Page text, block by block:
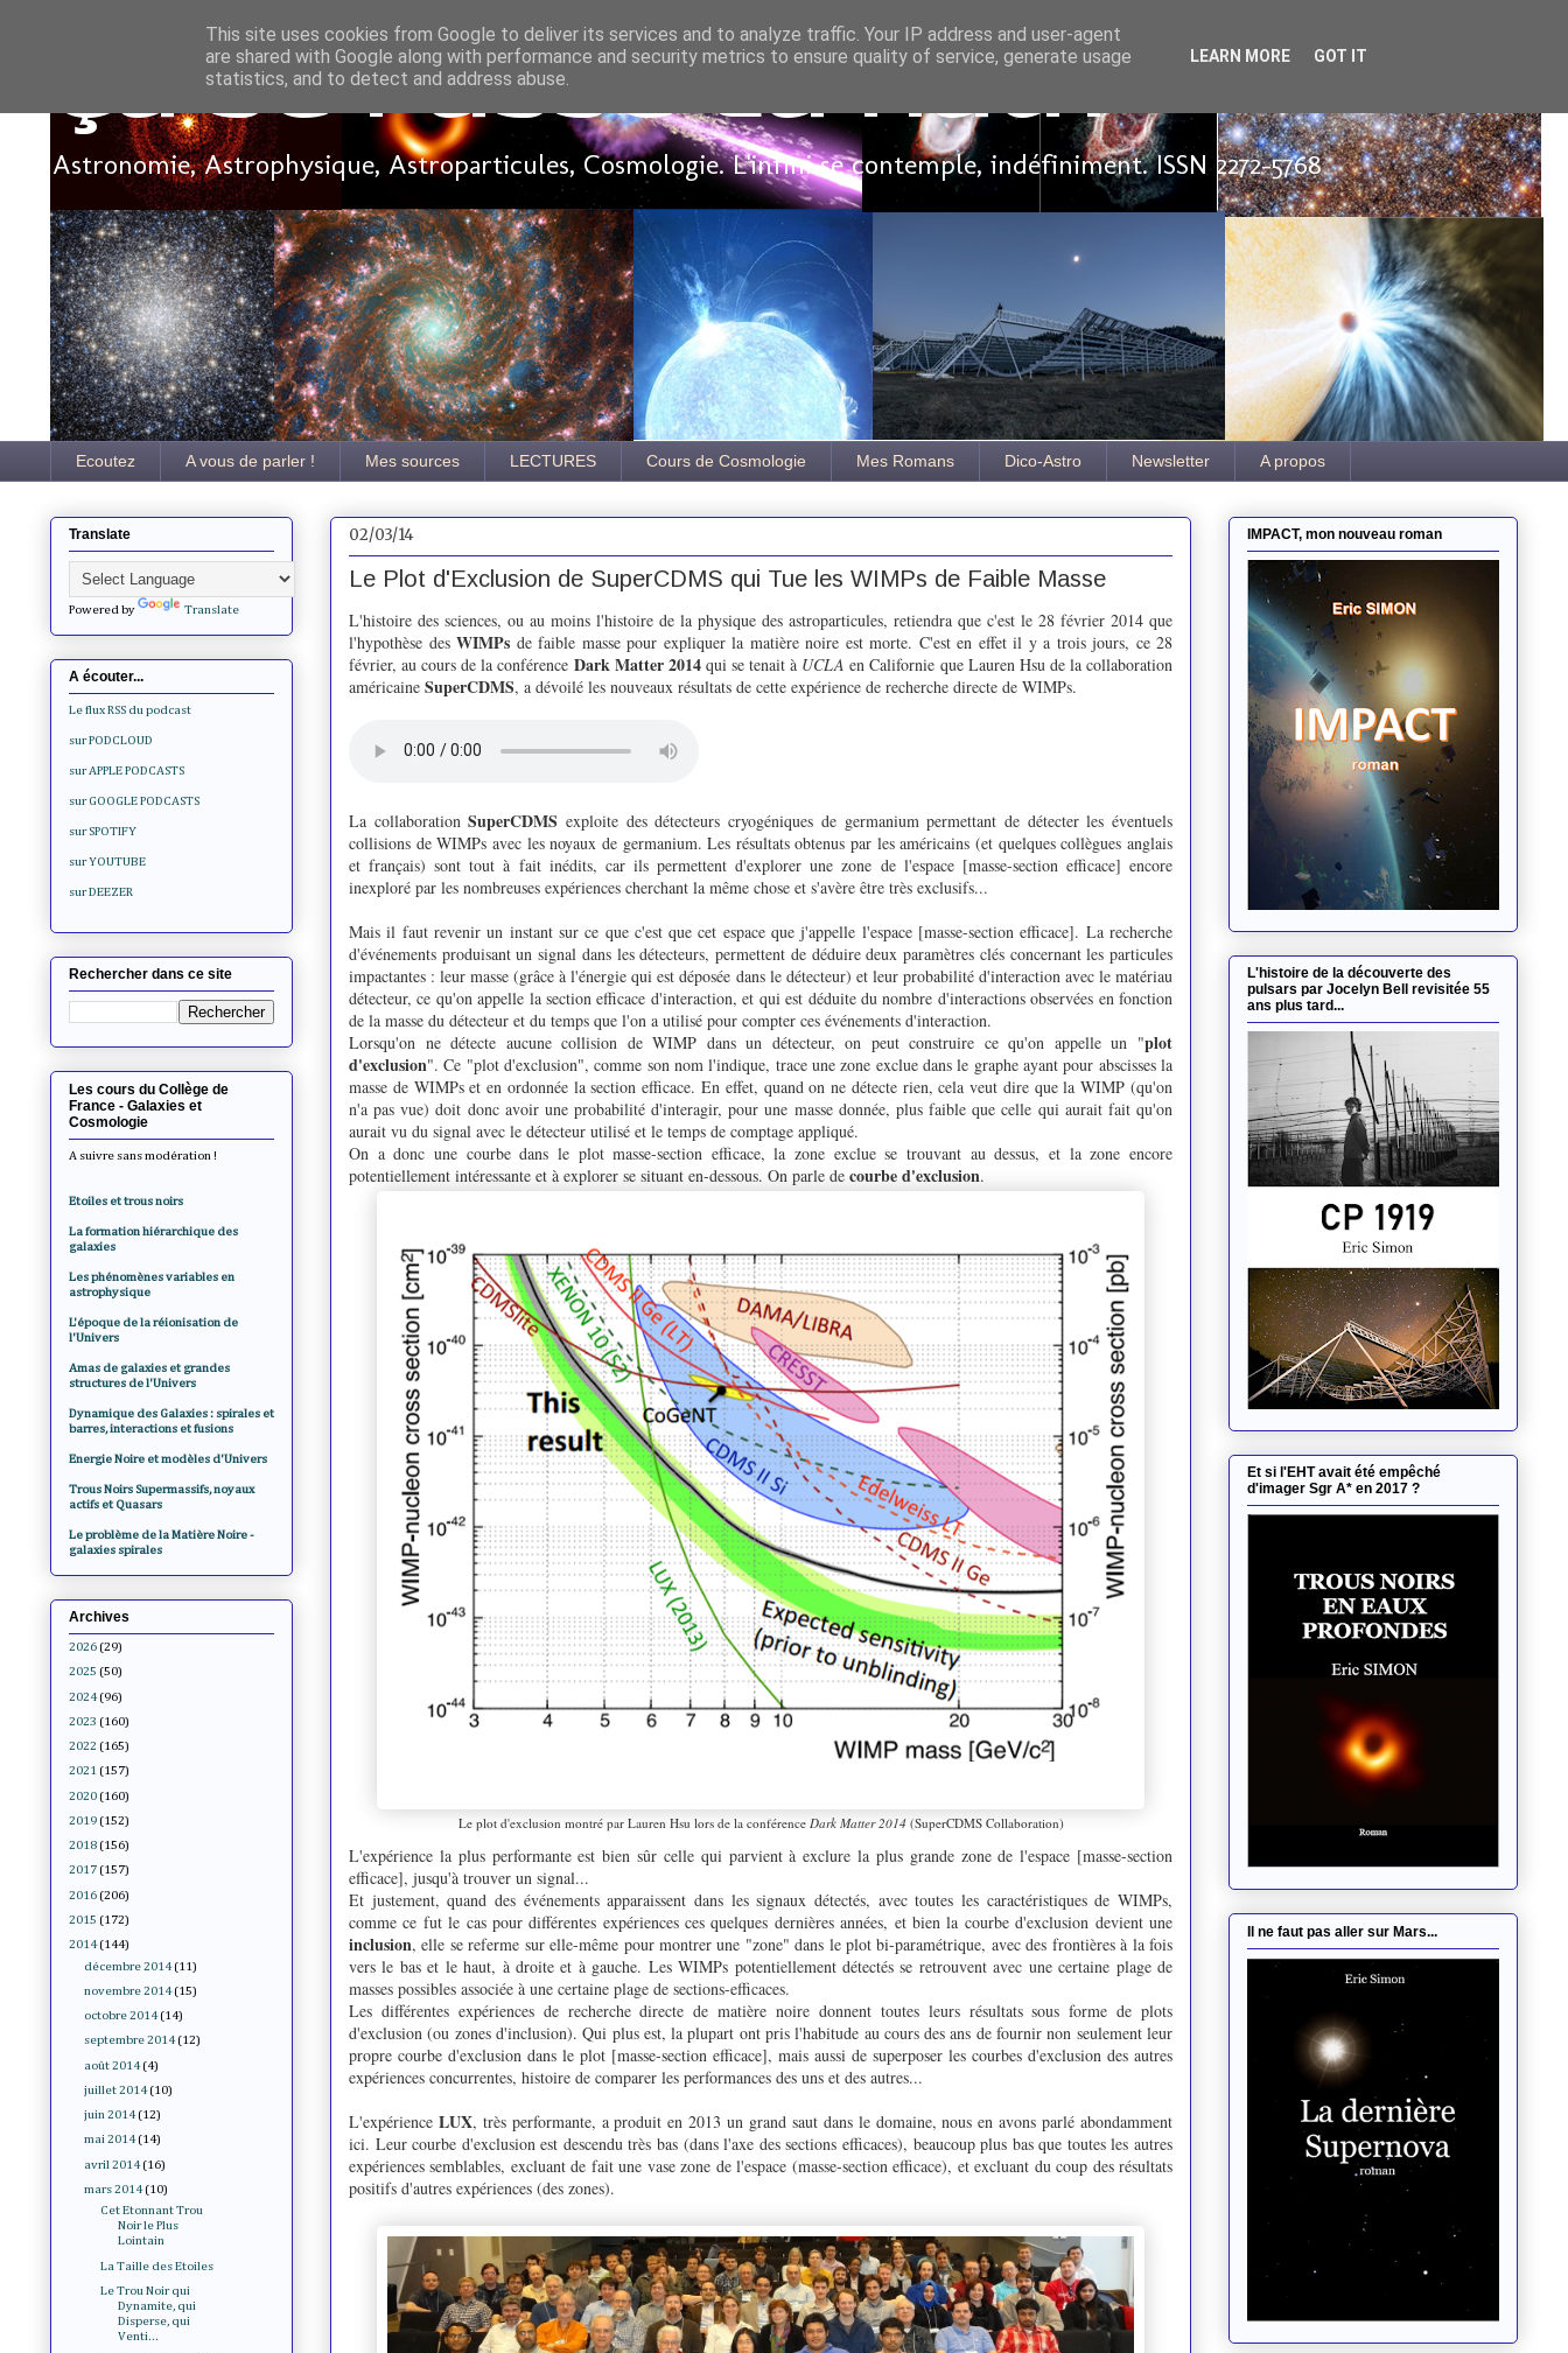
Ça se passe là haut
Astronomie, Astrophysique, Astroparticules, Cosmologie. L'infini se contemple, indéfiniment. ISSN 2272-5768
Ecoutez A vous de parler ! Mes sources LECTURES Cours de Cosmologie Mes Romans Dico-Astro Newsletter A propos
02/03/14
Le Plot d'Exclusion de SuperCDMS qui Tue les WIMPs de Faible Masse
L'histoire des sciences, ou au moins l'histoire de la physique des astroparticules, retiendra que c'est le 28 février 2014 que
l'hypothèse des WIMPs de faible masse pour expliquer la matière noire est morte. C'est en effet il y a trois jours, ce 28
février, au cours de la conférence Dark Matter 2014qui se tenait à UCLAen Californie que Lauren Hsu de la collaboration
américaine SuperCDMS, a dévoilé les nouveaux résultats de cette expérience de recherche directe de WIMPs.
La collaborationSuperCDMS exploite des détecteurs cryogéniques de germanium permettant de détecter les éventuels
collisions de WIMPs avec les noyaux de germanium. Les résultats obtenus par les américains (et quelques collègues anglais
et français) sont tout à fait inédits, car ils permettent d'explorer une zone de l'espace [masse-section efficace] encore
inexploré par les nombreuses expériences cherchant la même chose et s'avère être très exclusifs...
Mais il faut revenir un instant sur ce que c'est que cet espace que j'appelle l'espace [masse-section efficace]. La recherche
d'événements produisant un signal dans les détecteurs, permettent de déduire deux paramètres clés concernant les particules
impactantes : leur masse (grâce à l'énergie qui est déposée dans le détecteur) et leur probabilité d'interaction avec le matériau
détecteur, ce qu'on appelle la section efficace d'interaction, et qui est déduite du nombre d'interactions observées en fonction
de la masse du détecteur et du temps que l'on a utilisé pour compter ces événements d'interaction.
Lorsqu'on ne détecte aucune collision de WIMP dans un détecteur, on peut construire ce qu'on appelle un "plot
d'exclusion". Ce "plot d'exclusion", comme son nom l'indique, trace une zone exclue dans le graphe ayant pour abscisses la
masse de WIMPs et en ordonnée la section efficace. En effet, quand on ne détecte rien, cela veut dire que la WIMP (qu'on
n'a pas vue) doit donc avoir une probabilité d'interagir, pour une masse donnée, plus faible que celle qui aurait fait qu'on
aurait vu du signal avec le détecteur utilisé et le temps de comptage appliqué.
On a donc une courbe dans le plot masse-section efficace, la zone exclue se trouvant au dessus, et la zone encore
potentiellement intéressante et à explorer se situant en-dessous. On parle de courbe d'exclusion.
Le plot d'exclusion montré par Lauren Hsu lors de la conférence Dark Matter 2014(SuperCDMS Collaboration)
L'expérience la plus performante est bien sûr celle qui parvient à exclure la plus grande zone de l'espace [masse-section
efficace], jusqu'à trouver un signal...
Et justement, quand des événements apparaissent dans les signaux détectés, avec toutes les caractéristiques de WIMPs,
comme ce fut le cas pour différentes expériences ces quelques dernières années, et bien la courbe d'exclusion devient une
inclusion, elle se referme sur elle-même pour montrer une "zone" dans le plot bi-paramétrique, avec des frontières à la fois
vers le bas et le haut, à droite et à gauche. Les WIMPs potentiellement détectés se retrouvent avec une certaine plage de
masses possibles associée à une certaine plage de sections-efficaces.
Les différentes expériences de recherche directe de matière noire donnent toutes leurs résultats sous forme de plots
d'exclusion (ou zones d'inclusion). Qui plus est, la plupart ont pris l'habitude au cours des ans de fournir non seulement leur
propre courbe d'exclusion dans le plot [masse-section efficace], mais aussi de superposer les courbes d'exclusion des autres
expériences concurrentes, histoire de comparer les performances des uns et des autres...
L'expérience LUX, très performante, a produit en 2013 un grand saut dans le domaine, nous en avons parlé abondamment
ici. Leur courbe d'exclusion est descendu très bas (dans l'axe des sections efficaces), beaucoup plus bas que toutes les autres
expériences semblables, excluant de fait une vase zone de l'espace (masse-section efficace), et excluant du coup des résultats
positifs d'autres expériences (des zones).
Translate
Powered by Translate
A écouter...
Le flux RSS du podcast
sur PODCLOUD
sur APPLE PODCASTS
sur GOOGLE PODCASTS
sur SPOTIFY
sur YOUTUBE
sur DEEZER
Rechercher dans ce site
Les cours du Collège de
France - Galaxies et
Cosmologie
A suivre sans modération !
Etoiles et trous noirs
La formation hiérarchique des
galaxies
Les phénomènes variables en
astrophysique
L'époque de la réionisation de
l'Univers
Amas de galaxies et grandes
structures de l'Univers
Dynamique des Galaxies : spirales et
barres, interactions et fusions
Energie Noire et modèles d'Univers
Trous Noirs Supermassifs, noyaux
actifs et Quasars
Le problème de la Matière Noire -
galaxies spirales
Archives
2026 (29)
2025 (50)
2024 (96)
2023 (160)
2022 (165)
2021 (157)
2020 (160)
2019 (152)
2018 (156)
2017 (157)
2016 (206)
2015 (172)
2014 (144)
décembre 2014 (11)
novembre 2014 (15)
octobre 2014 (14)
septembre 2014 (12)
août 2014 (4)
juillet 2014 (10)
juin 2014 (12)
mai 2014 (14)
avril 2014 (16)
mars 2014 (10)
Cet Etonnant Trou
Noir le Plus
Lointain
La Taille des Etoiles
Le Trou Noir qui
Dynamite, qui
Disperse, qui
Venti...
IMPACT, mon nouveau roman
L'histoire de la découverte des
pulsars par Jocelyn Bell revisitée 55
ans plus tard...
Et si l'EHT avait été empêché
d'imager Sgr A* en 2017 ?
Il ne faut pas aller sur Mars...
This site uses cookies from Google to deliver its services and to analyze traffic. Your IP address and user-agent
are shared with Google along with performance and security metrics to ensure quality of service, generate usage
statistics, and to detect and address abuse.
LEARN MORE GOT IT